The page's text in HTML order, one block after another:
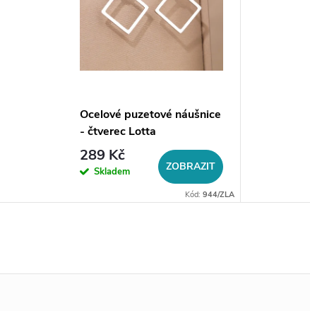
Ocelové puzetové náušnice
- čtverec Lotta
289 Kč
Skladem ZOBRAZIT
Kód: 944/ZLA